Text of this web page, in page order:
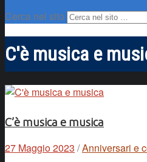
Cerca nel sito
C'è musica e
C’è musica e musica
27 Maggio 2023 /Anniversari e